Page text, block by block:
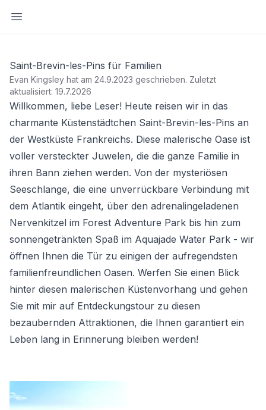
Seitenleiste öffnen
Saint-Brevin-les-Pins für Familien
Evan Kingsley hat am 24.9.2023 geschrieben. Zuletzt
aktualisiert: 19.7.2026
Willkommen, liebe Leser! Heute reisen wir in das
charmante Küstenstädtchen Saint-Brevin-les-Pins an
der Westküste Frankreichs. Diese malerische Oase ist
voller versteckter Juwelen, die die ganze Familie in
ihren Bann ziehen werden. Von der mysteriösen
Seeschlange, die eine unverrückbare Verbindung mit
dem Atlantik eingeht, über den adrenalingeladenen
Nervenkitzel im Forest Adventure Park bis hin zum
sonnengetränkten Spaß im Aquajade Water Park - wir
öffnen Ihnen die Tür zu einigen der aufregendsten
familienfreundlichen Oasen. Werfen Sie einen Blick
hinter diesen malerischen Küstenvorhang und gehen
Sie mit mir auf Entdeckungstour zu diesen
bezaubernden Attraktionen, die Ihnen garantiert ein
Leben lang in Erinnerung bleiben werden!